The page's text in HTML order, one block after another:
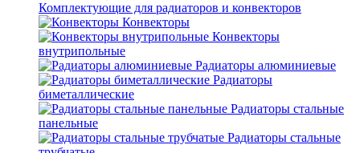
Комплектующие для радиаторов и конвекторов
Конвекторы
Конвекторы
внутрипольные
Радиаторы алюминиевые
Радиаторы
биметаллические
Радиаторы стальные
панельные
Радиаторы стальные